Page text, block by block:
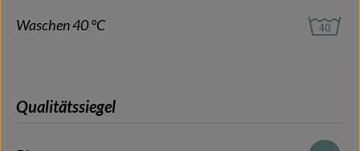
Waschen 40 °C
Qualitätssiegel